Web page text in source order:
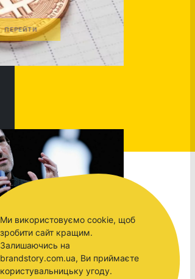
-1
Ми використовуємо cookie, щоб
зробити сайт кращим.
Залишаючись на
brandstory.com.ua, Ви приймаєте
користувальницьку угоду.